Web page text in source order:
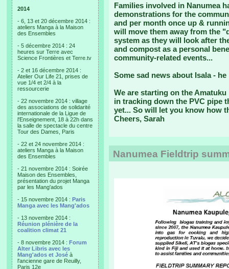
2014
- 6, 13 et 20 décembre 2014 :
ateliers Manga à la Maison
des Ensembles
- 5 décembre 2014 : 24
heures sur Terre avec
Science Frontières et Terre.tv
- 2 et 16 décembre 2014 :
Atelier Our Life 21, prises de
vue 1/4 et 2/4 à la
ressourcerie
- 22 novembre 2014 : village
des associations de solidarité
internationale de la Ligue de
l'Enseignement, 18 à 22h dans
la salle de spectacle du centre
Tour des Dames, Paris
- 22 et 24 novembre 2014 :
ateliers Manga à la Maison
des Ensembles
- 21 novembre 2014 : Soirée
Maison des Ensembles,
présentation du projet Manga
par les Mang'ados
- 15 novembre 2014 : Paris
Manga avec les Mang'ados
- 13 novembre 2014 :
Réunion plénière de la
coalition climat 21
- 8 novembre 2014 : Forum
Alter Libris avec les
Mang'ados et José à
l'ancienne gare de Reuilly,
Paris 12e
Families involved in Nanumea
demonstrations for the
and per month once up &
will move them away from the
system as they will look after
and compost as a personal
community-related events...
Some sad news about Isala -
We are starting on the
in tracking down the PVC pipe
yet... So will let you know how
Cheers, Sarah
Nanumea Fieldtrip